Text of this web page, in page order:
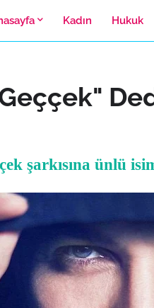
Kadın Hukuk
şarkısına ünlü